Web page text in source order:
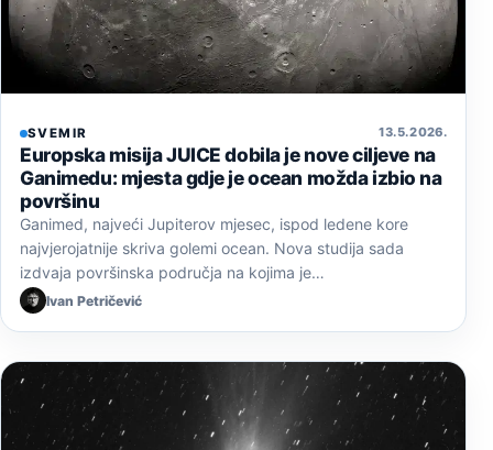
SVEMIR 13. 5. 2026.
Europska misija JUICE dobila je nove ciljeve na
Ganimedu: mjesta gdje je ocean možda izbio na
površinu
Ganimed, najveći Jupiterov mjesec, ispod ledene kore
najvjerojatnije skriva golemi ocean. Nova studija sada
izdvaja površinska područja na kojima je…
Ivan Petričević